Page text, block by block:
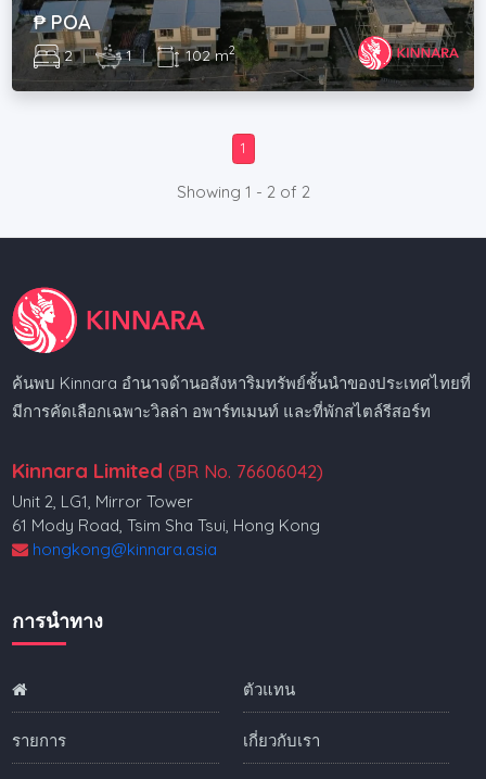
₱ POA
2 | 1 | 102 m2
1
Showing 1 - 2 of 2
ค้นพบ Kinnara อำนาจด้านอสังหาริมทรัพย์ชั้นนำของประเทศไทยที่
มีการคัดเลือกเฉพาะวิลล่า อพาร์ทเมนท์ และที่พักสไตล์รีสอร์ท
Kinnara Limited (BR No. 76606042)
Unit 2, LG1, Mirror Tower
61 Mody Road, Tsim Sha Tsui, Hong Kong
hongkong@kinnara.asia
การนำทาง
รายการ
ตัวแทน
เกี่ยวกับเรา